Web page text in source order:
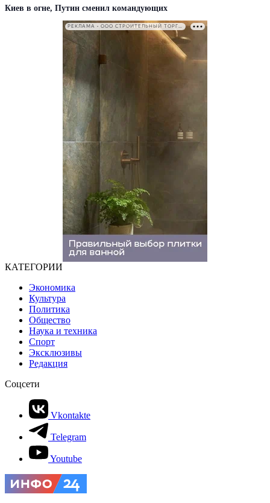
Киев в огне, Путин сменил командующих
РЕКЛАМА • ООО СТРОИТЕЛЬНЫЙ ТОРГОВЫЙ ДОМ «ПЕТРОВИЧ». ИНН: 7802348846
КАТЕГОРИИ
Экономика
Культура
Политика
Общество
Наука и техника
Спорт
Эксклюзивы
Редакция
Соцсети
Vkontakte
Telegram
Youtube